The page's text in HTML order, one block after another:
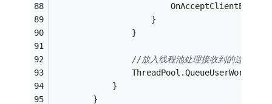
                        OnAcceptClientEvent(
                    }
                }
//放入线程池处理接收到的连接
            }
        }